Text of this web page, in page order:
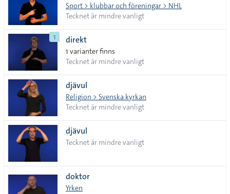
Sport > klubbar och föreningar > NHL
Tecknet är mindre vanligt
1 direkt
1 varianter finns
Tecknet är mindre vanligt
djävul
Religion > Svenska kyrkan
Tecknet är mindre vanligt
djävul
Tecknet är mindre vanligt
doktor
Yrken